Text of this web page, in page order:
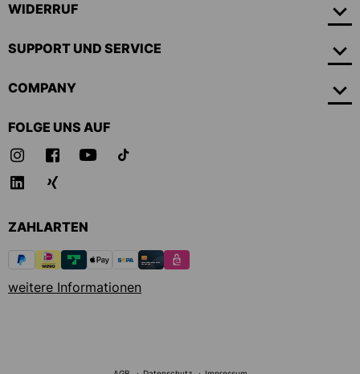
WIDERRUF
SUPPORT UND SERVICE
COMPANY
FOLGE UNS AUF
ZAHLARTEN
weitere Informationen